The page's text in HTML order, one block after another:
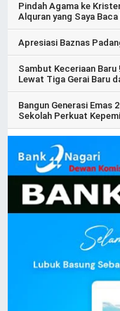
Pindah Agama ke
Alquran yang Saya
Apresiasi Baznas
Sambut Keceriaan
Lewat Tiga Gerai Baru
Bangun Generasi Emas
Sekolah Perkuat